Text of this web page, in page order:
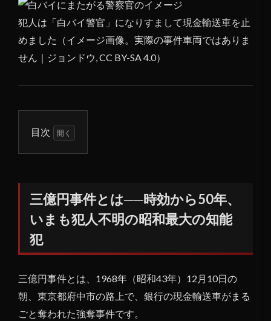
犯人は「白バイ警官」になりすまして現金輸送車を止
めました（イメージ画像。実際の事件車両ではありま
せん｜ジョンドウ, CC BY-SA 4.0）
目次
件と
は
──
時効
から
50
いま
も犯
人不
三億円事件とは──時効から50年、
いまも犯人不明の昭和最大の知能
犯
三億円事件とは、1968年（昭和43年）12月10日の
朝、東京都府中市の路上で、銀行の現金輸送車がまる
ごと奪われた強奪事件です。